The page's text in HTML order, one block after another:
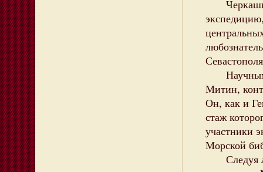
Черкашин
Научным
Митин,
Он, как и
стаж
участники
Морской
Следуя